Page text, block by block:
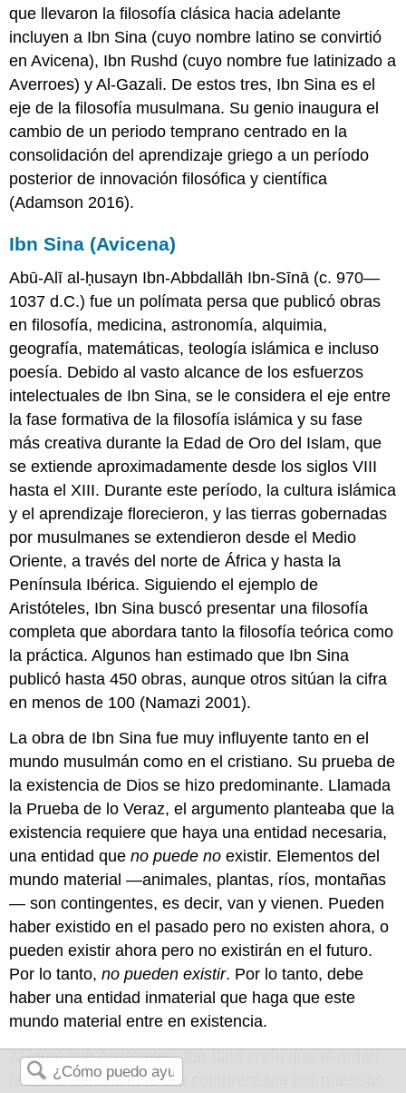
que llevaron la filosofía clásica hacia adelante
incluyen a Ibn Sina (cuyo nombre latino se convirtió
en Avicena), Ibn Rushd (cuyo nombre fue latinizado a
Averroes) y Al-Gazali. De estos tres, Ibn Sina es el
eje de la filosofía musulmana. Su genio inaugura el
cambio de un periodo temprano centrado en la
consolidación del aprendizaje griego a un período
posterior de innovación filosófica y científica
(Adamson 2016).
Ibn Sina (Avicena)
Abū-Alī al-ḥusayn Ibn-Abbdallāh Ibn-Sīnā (c. 970—
1037 d.C.) fue un polímata persa que publicó obras
en filosofía, medicina, astronomía, alquimia,
geografía, matemáticas, teología islámica e incluso
poesía. Debido al vasto alcance de los esfuerzos
intelectuales de Ibn Sina, se le considera el eje entre
la fase formativa de la filosofía islámica y su fase
más creativa durante la Edad de Oro del Islam, que
se extiende aproximadamente desde los siglos VIII
hasta el XIII. Durante este período, la cultura islámica
y el aprendizaje florecieron, y las tierras gobernadas
por musulmanes se extendieron desde el Medio
Oriente, a través del norte de África y hasta la
Península Ibérica. Siguiendo el ejemplo de
Aristóteles, Ibn Sina buscó presentar una filosofía
completa que abordara tanto la filosofía teórica como
la práctica. Algunos han estimado que Ibn Sina
publicó hasta 450 obras, aunque otros sitúan la cifra
en menos de 100 (Namazi 2001).
La obra de Ibn Sina fue muy influyente tanto en el
mundo musulmán como en el cristiano. Su prueba de
la existencia de Dios se hizo predominante. Llamada
la Prueba de lo Veraz, el argumento planteaba que la
existencia requiere que haya una entidad necesaria,
una entidad queno puede no existir. Elementos del
mundo material —animales, plantas, ríos, montañas
— son contingentes, es decir, van y vienen. Pueden
haber existido en el pasado pero no existen ahora, o
pueden existir ahora pero no existirán en el futuro.
Por lo tanto,no pueden existir. Por lo tanto, debe
haber una entidad inmaterial que haga que este
mundo material entre en existencia.
Al igual que Aristóteles, Ibn Sina creía que el orden
racional del universo era comprensible por nuestras